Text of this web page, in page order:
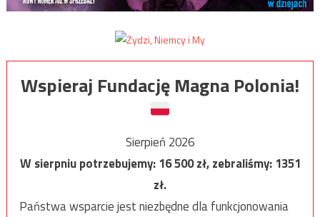
Wspieraj Fundację Magna Polonia!
Sierpień 2026
W sierpniu potrzebujemy:16 500zł, zebraliśmy:1351
zł.
Państwa wsparcie jest niezbędne dla funkcjonowania